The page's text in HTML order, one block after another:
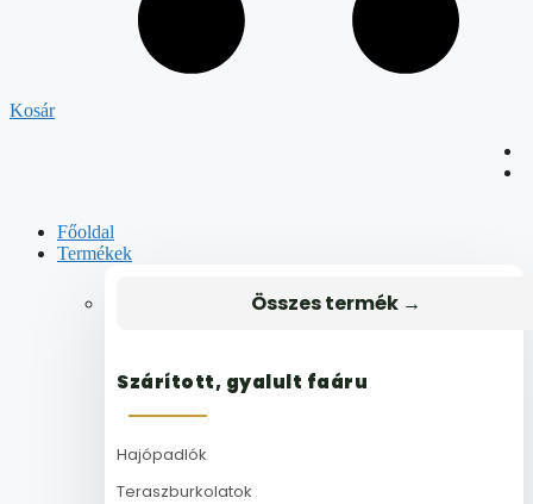
Kosár
Főoldal
Termékek
Összes termék →
Szárított, gyalult faáru
Hajópadlók
Teraszburkolatok